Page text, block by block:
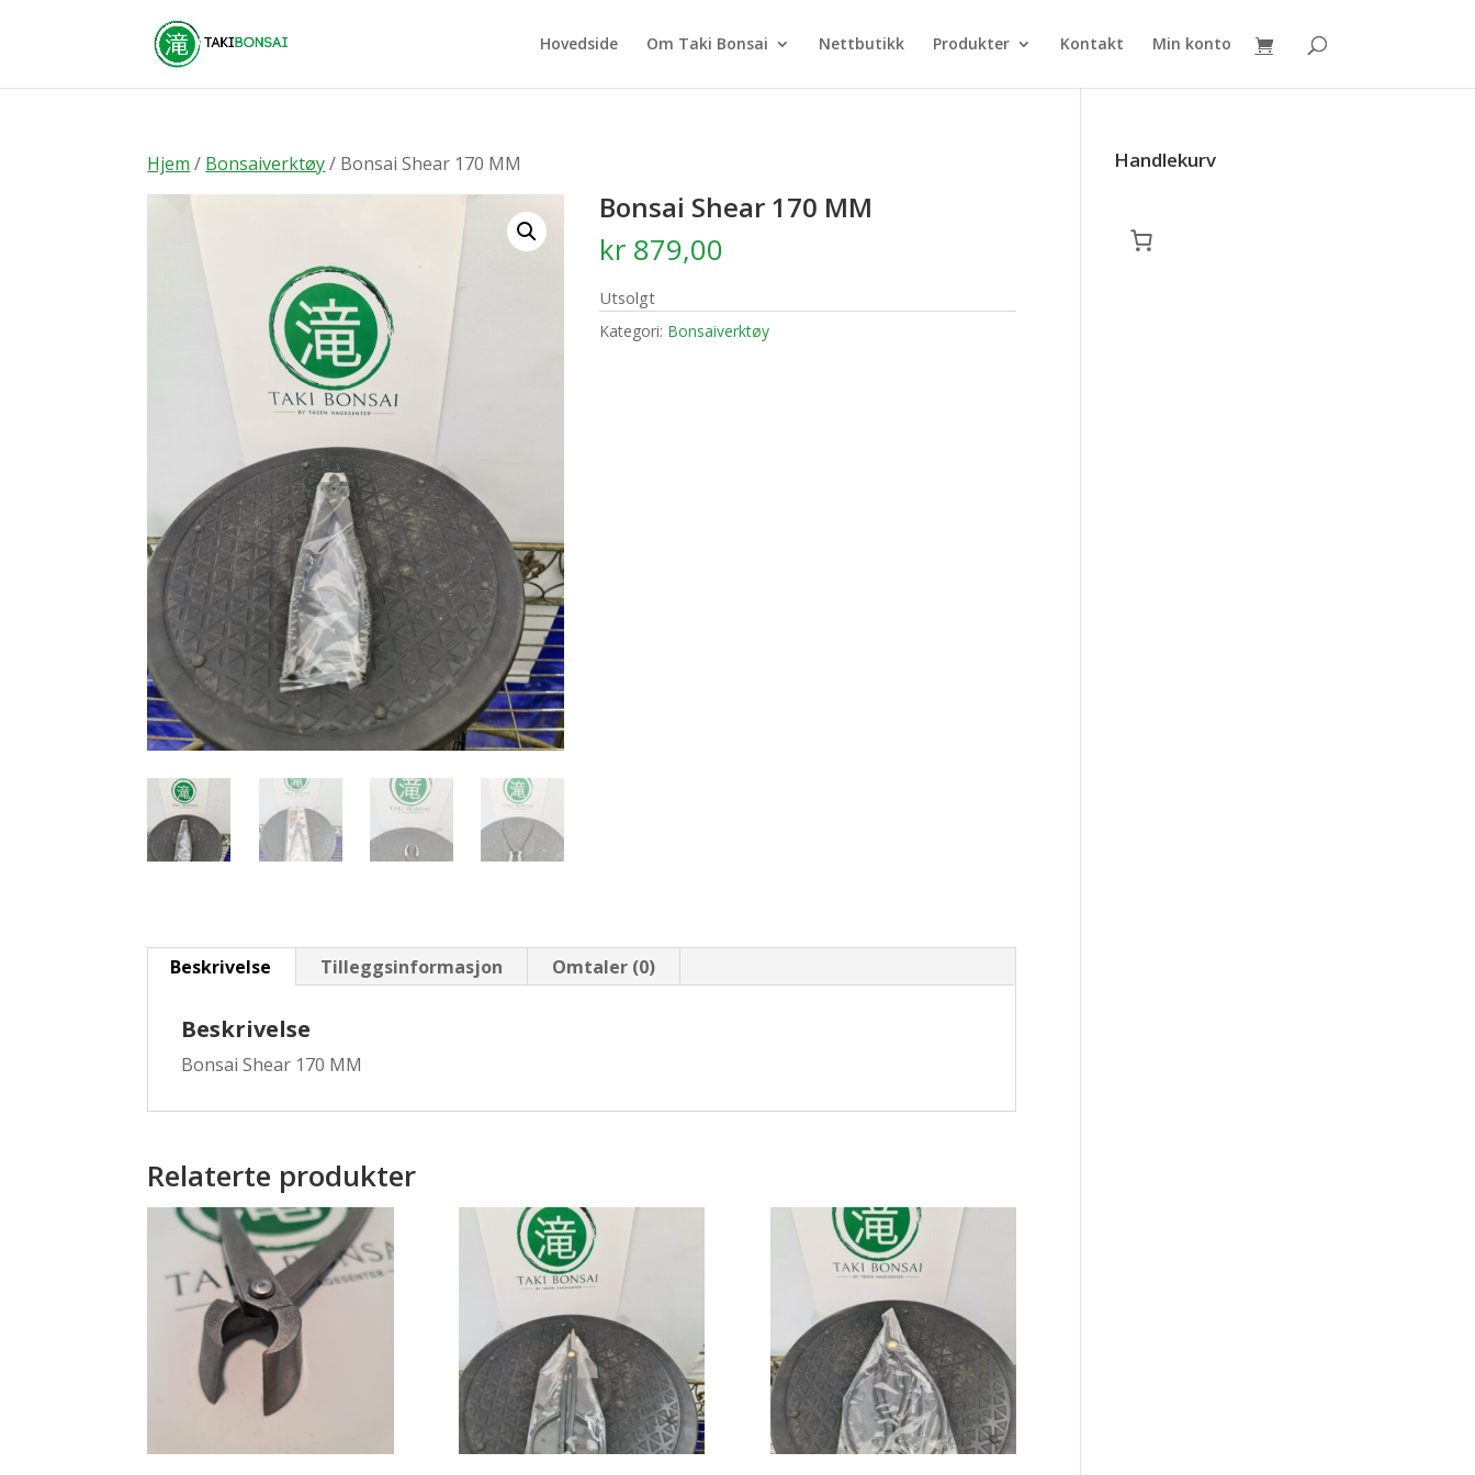
Hovedside Om Taki Bonsai Nettbutikk Produkter Kontakt Min konto
Hjem / Bonsaiverktøy/ Bonsai Shear 170 MM
Bonsai Shear 170 MM
kr 879,00
Utsolgt
Kategori: Bonsaiverktøy
Beskrivelse Tilleggsinformasjon Omtaler (0)
Beskrivelse
Bonsai Shear 170 MM
Relaterte produkter
Handlekurv